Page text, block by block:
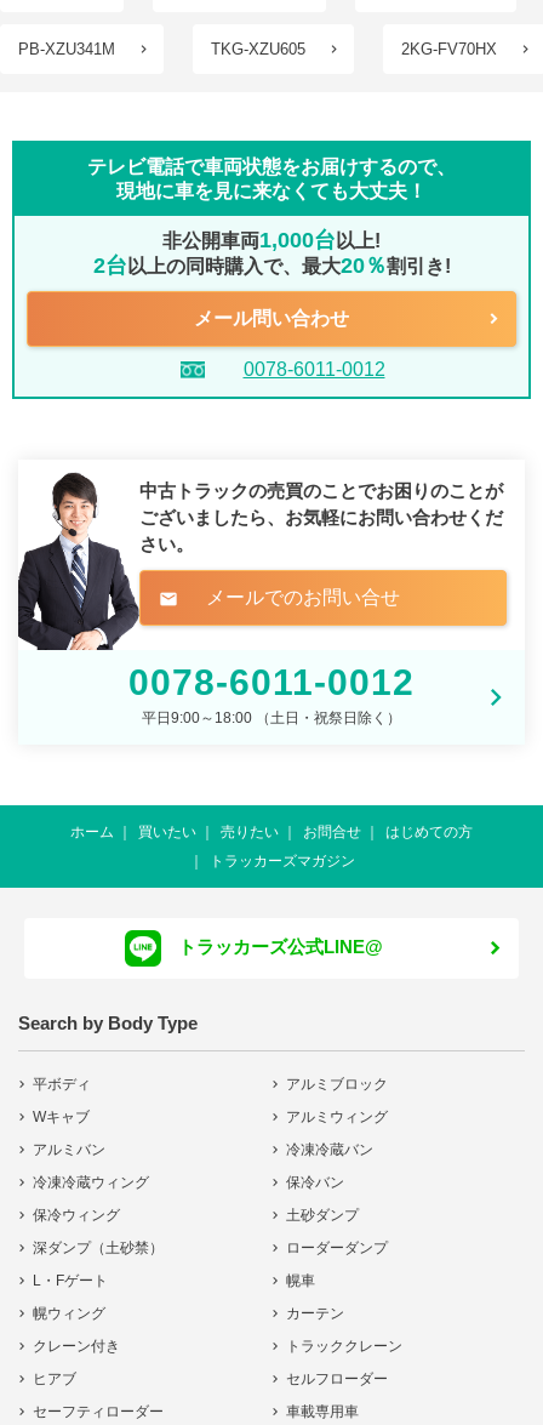
PB-XZU341M TKG-XZU605 2KG-FV70HX
テレビ電話で車両状態をお届けするので、
現地に車を見に来なくても大丈夫！
非公開車両1,000台 以上!
2台 以上の同時購入で、最大20％割引き!
メール問い合わせ
0078-6011-0012
中古トラックの売買のことでお困りのことが
ございましたら、 お気軽にお問い合わせくだ
さい。
mail メールでのお問い合せ
0078-6011-0012
平日9:00～18:00 （土日・祝祭日除く）
ホーム 買いたい 売りたい お問合せ
はじめての方
トラッカーズマガジン
トラッカーズ公式LINE@
Search by Body Type
平ボディ
アルミブロック
Wキャブ
アルミウィング
アルミバン
冷凍冷蔵バン
冷凍冷蔵ウィング
保冷バン
保冷ウィング
土砂ダンプ
深ダンプ（土砂禁）
ローダーダンプ
L・Fゲート
幌車
幌ウィング
カーテン
クレーン付き
トラッククレーン
ヒアブ
セルフローダー
セーフティローダー
車載専用車